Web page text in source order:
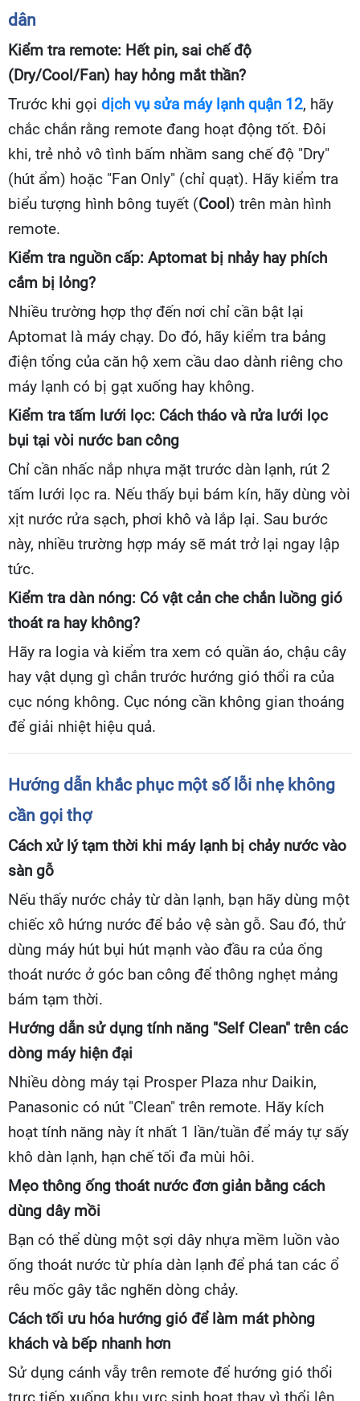
dân
Kiểm tra remote: Hết pin, sai chế độ
(Dry/Cool/Fan) hay hỏng mắt thần?
Trước khi gọi dịch vụ sửa máy lạnh quận 12, hãy
chắc chắn rằng remote đang hoạt động tốt. Đôi
khi, trẻ nhỏ vô tình bấm nhầm sang chế độ "Dry"
(hút ẩm) hoặc "Fan Only" (chỉ quạt). Hãy kiểm tra
biểu tượng hình bông tuyết (Cool) trên màn hình
remote.
Kiểm tra nguồn cấp: Aptomat bị nhảy hay phích
cắm bị lỏng?
Nhiều trường hợp thợ đến nơi chỉ cần bật lại
Aptomat là máy chạy. Do đó, hãy kiểm tra bảng
điện tổng của căn hộ xem cầu dao dành riêng cho
máy lạnh có bị gạt xuống hay không.
Kiểm tra tấm lưới lọc: Cách tháo và rửa lưới lọc
bụi tại vòi nước ban công
Chỉ cần nhấc nắp nhựa mặt trước dàn lạnh, rút 2
tấm lưới lọc ra. Nếu thấy bụi bám kín, hãy dùng vòi
xịt nước rửa sạch, phơi khô và lắp lại. Sau bước
này, nhiều trường hợp máy sẽ mát trở lại ngay lập
tức.
Kiểm tra dàn nóng: Có vật cản che chắn luồng gió
thoát ra hay không?
Hãy ra logia và kiểm tra xem có quần áo, chậu cây
hay vật dụng gì chắn trước hướng gió thổi ra của
cục nóng không. Cục nóng cần không gian thoáng
để giải nhiệt hiệu quả.
Hướng dẫn khắc phục một số lỗi nhẹ không
cần gọi thợ
Cách xử lý tạm thời khi máy lạnh bị chảy nước vào
sàn gỗ
Nếu thấy nước chảy từ dàn lạnh, bạn hãy dùng một
chiếc xô hứng nước để bảo vệ sàn gỗ. Sau đó, thử
dùng máy hút bụi hút mạnh vào đầu ra của ống
thoát nước ở góc ban công để thông nghẹt mảng
bám tạm thời.
Hướng dẫn sử dụng tính năng "Self Clean" trên các
dòng máy hiện đại
Nhiều dòng máy tại Prosper Plaza như Daikin,
Panasonic có nút "Clean" trên remote. Hãy kích
hoạt tính năng này ít nhất 1 lần/tuần để máy tự sấy
khô dàn lạnh, hạn chế tối đa mùi hôi.
Mẹo thông ống thoát nước đơn giản bằng cách
dùng dây mồi
Bạn có thể dùng một sợi dây nhựa mềm luồn vào
ống thoát nước từ phía dàn lạnh để phá tan các ổ
rêu mốc gây tắc nghẽn dòng chảy.
Cách tối ưu hóa hướng gió để làm mát phòng
khách và bếp nhanh hơn
Sử dụng cánh vẫy trên remote để hướng gió thổi